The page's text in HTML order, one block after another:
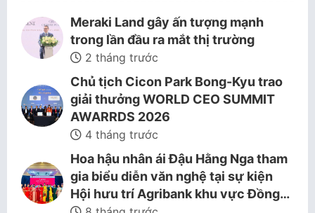
Meraki Land gây ấn tượng mạnh
trong lần đầu ra mắt thị trường
2 tháng trước
Chủ tịch Cicon Park Bong-Kyu trao
giải thưởng WORLD CEO SUMMIT
AWARRDS 2026
4 tháng trước
Hoa hậu nhân ái Đậu Hằng Nga tham
gia biểu diễn văn nghệ tại sự kiện
Hội hưu trí Agribank khu vực Đồng…